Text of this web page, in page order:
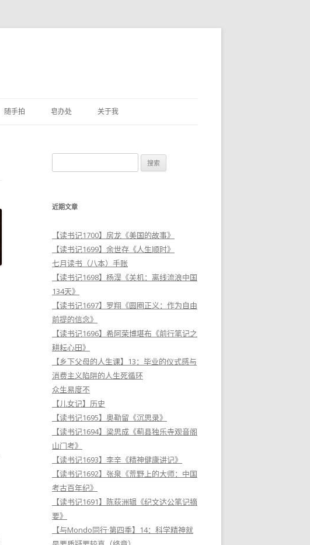
随手拍 皂办处 关于我
索
近期文章
【读书记1700】房龙《美国的故事》
【读书记1699】余世存《人生顺时》
七月读书（八本）手账
【读书记1698】杨淏《关机：离线流浪中国
134天》
【读书记1697】罗翔《圆圈正义：作为自由
前提的信念》
【读书记1696】希阿荣博堪布《前行笔记之
耕耘心田》
【乡下父母的人生课】13：毕业的仪式感与
消费主义陷阱的人生死循环
众生易度不
【儿女记】历史
【读书记1695】奥勒留《沉思录》
【读书记1694】梁思成《蓟县独乐寺观音阁
山门考》
【读书记1693】李辛《精神健康讲记》
【读书记1692】张泉《荒野上的大师：中国
考古百年纪》
【读书记1691】陈荻洲辑《纪文达公笔记摘
要》
【与Mondo同行·第四季】14：科学精神就